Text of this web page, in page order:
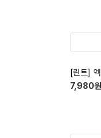
[린트]
7,980원